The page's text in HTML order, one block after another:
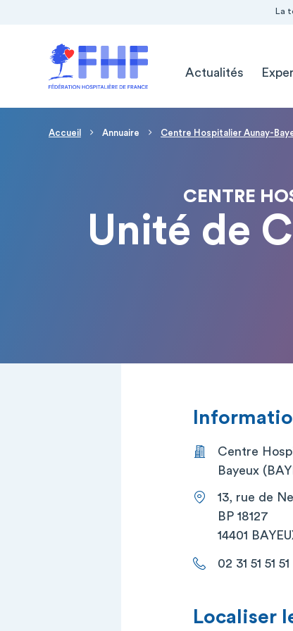
La
Actualités
Fil d'Ariane
Accueil Annuaire Centre Hospitalier Aunay-
CENTRE
Unité de
Centre
Bayeux
13, rue de
BP 18127
14401
02 31 51 51 51
Localiser